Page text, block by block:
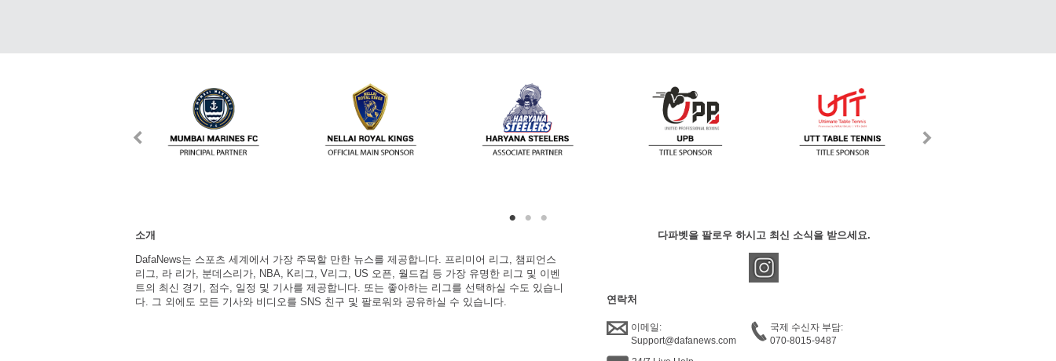
소개
DafaNews는 스포츠 세계에서 가장 주목할 만한 뉴스를 제공합니다. 프리미어 리그, 챔피언스
리그, 라 리가, 분데스리가, NBA, K리그, V리그, US 오픈, 월드컵 등 가장 유명한 리그 및 이벤
트의 최신 경기, 점수, 일정 및 기사를 제공합니다. 또는 좋아하는 리그를 선택하실 수도 있습니
다. 그 외에도 모든 기사와 비디오를 SNS 친구 및 팔로워와 공유하실 수 있습니다.
다파벳을 팔로우 하시고 최신 소식을 받으세요.
연락처
이메일:
Support@dafanews.com
국제 수신자 부담:
070-8015-9487